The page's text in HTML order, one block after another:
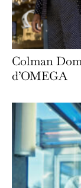
Colman
d’OMEGA